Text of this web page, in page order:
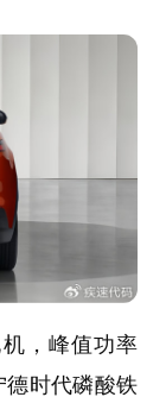
，峰值功率
德时代磷酸铁